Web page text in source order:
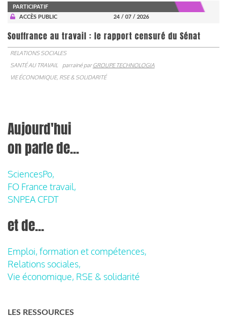
PARTICIPATIF
ACCÈS PUBLIC
24 / 07 / 2026
Souffrance au travail : le rapport censuré du Sénat
RELATIONS SOCIALES
SANTÉ AU TRAVAIL
parrainé parGROUPE TECHNOLOGIA
VIE ÉCONOMIQUE, RSE & SOLIDARITÉ
Aujourd'hui
on parle de...
SciencesPo,
FO France travail,
SNPEA CFDT
et de...
Emploi, formation et compétences,
Relations sociales,
Vie économique, RSE & solidarité
LES RESSOURCES